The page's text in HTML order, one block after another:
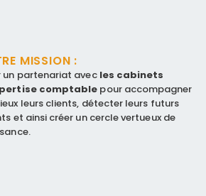
MISSION :
un partenariat avec les cabinets
comptable pour accompagner
leurs clients, détecter leurs futurs
et ainsi créer un cercle vertueux de